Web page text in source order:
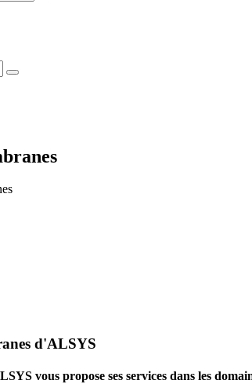
d'ALSYS
vous propose ses services dans les